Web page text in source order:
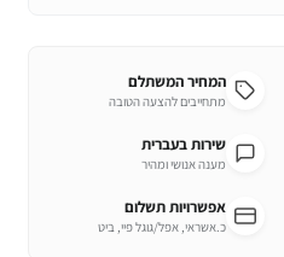
המחיר המשתלם
מתחייבים להצעה הטובה
שירות בעברית
מענה אנושי ומהיר
אפשרויות תשלום
כ.אשראי, אפל/גוגל פיי, ביט